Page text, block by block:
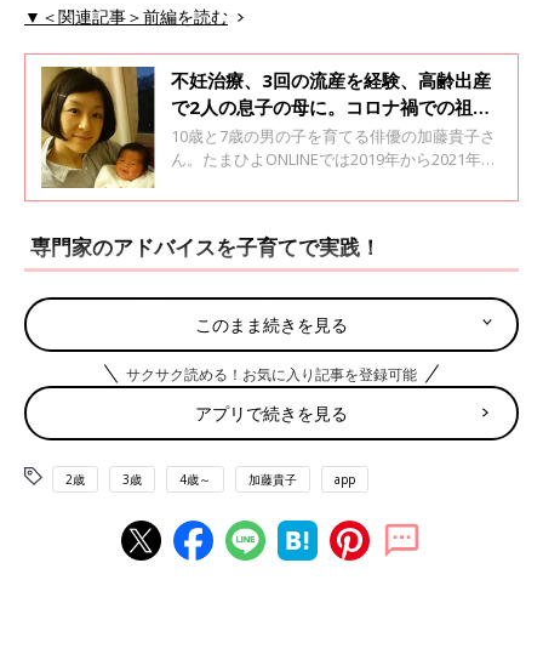
▼＜関連記事＞前編を読む
不妊治療、3回の流産を経験、高齢出産
で2人の息子の母に。コロナ禍での祖母
の死が息子たちに与えた影響とは？【俳
優・加藤貴子】
10歳と7歳の男の子を育てる俳優の加藤貴子さ
ん。たまひよONLINEでは2019年から2021年ま
年1月から2024年10月まで専門家との対談企画
齢出産の経験、これまでの育児を振り返っての
思いを聞きました。全2回インタビューの前編
です。
専門家のアドバイスを子育てで実践！
このまま続きを見る
サクサク読める！お気に入り記事を登録可能
アプリで続きを見る
2歳 3歳 4歳～ 加藤貴子 app